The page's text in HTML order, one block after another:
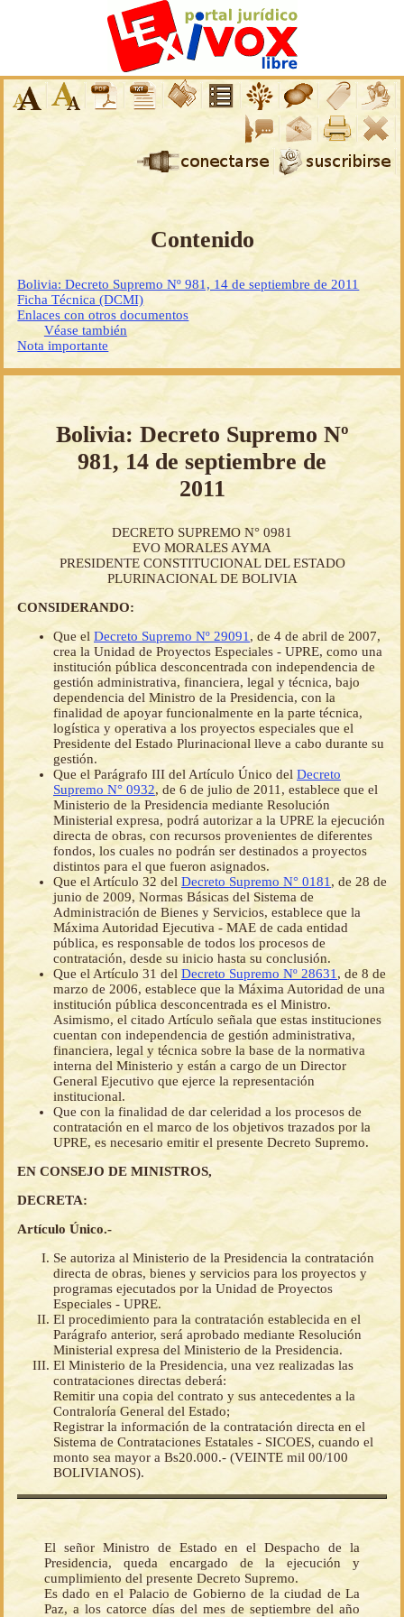
Contenido
Bolivia: Decreto Supremo Nº 981, 14 de septiembre de 2011
Ficha Técnica (DCMI)
Enlaces con otros documentos
Véase también
Nota importante
Bolivia: Decreto Supremo Nº
981, 14 de septiembre de
2011
DECRETO SUPREMO N° 0981
EVO MORALES AYMA
PRESIDENTE CONSTITUCIONAL DEL ESTADO
PLURINACIONAL DE BOLIVIA
CONSIDERANDO:
Que el Decreto Supremo Nº 29091 , de 4 de abril de 2007,
crea la Unidad de Proyectos Especiales - UPRE, como una
institución pública desconcentrada con independencia de
gestión administrativa, financiera, legal y técnica, bajo
dependencia del Ministro de la Presidencia, con la
finalidad de apoyar funcionalmente en la parte técnica,
logística y operativa a los proyectos especiales que el
Presidente del Estado Plurinacional lleve a cabo durante su
gestión.
Que el Parágrafo III del Artículo Único del Decreto
Supremo N° 0932, de 6 de julio de 2011, establece que el
Ministerio de la Presidencia mediante Resolución
Ministerial expresa, podrá autorizar a la UPRE la ejecución
directa de obras, con recursos provenientes de diferentes
fondos, los cuales no podrán ser destinados a proyectos
distintos para el que fueron asignados.
Que el Artículo 32 del Decreto Supremo N° 0181 , de 28 de
junio de 2009, Normas Básicas del Sistema de
Administración de Bienes y Servicios, establece que la
Máxima Autoridad Ejecutiva - MAE de cada entidad
pública, es responsable de todos los procesos de
contratación, desde su inicio hasta su conclusión.
Que el Artículo 31 del Decreto Supremo Nº 28631 , de 8 de
marzo de 2006, establece que la Máxima Autoridad de una
institución pública desconcentrada es el Ministro.
Asimismo, el citado Artículo señala que estas instituciones
cuentan con independencia de gestión administrativa,
financiera, legal y técnica sobre la base de la normativa
interna del Ministerio y están a cargo de un Director
General Ejecutivo que ejerce la representación
institucional.
Que con la finalidad de dar celeridad a los procesos de
contratación en el marco de los objetivos trazados por la
UPRE, es necesario emitir el presente Decreto Supremo.
EN CONSEJO DE MINISTROS,
DECRETA:
Artículo Único.-
Se autoriza al Ministerio de la Presidencia la contratación
directa de obras, bienes y servicios para los proyectos y
programas ejecutados por la Unidad de Proyectos
Especiales - UPRE.
El procedimiento para la contratación establecida en el
Parágrafo anterior, será aprobado mediante Resolución
Ministerial expresa del Ministerio de la Presidencia.
El Ministerio de la Presidencia, una vez realizadas las
contrataciones directas deberá:
Remitir una copia del contrato y sus antecedentes a la
Contraloría General del Estado;
Registrar la información de la contratación directa en el
Sistema de Contrataciones Estatales - SICOES, cuando el
monto sea mayor a Bs20.000.- (VEINTE mil 00/100
BOLIVIANOS).
El señor Ministro de Estado en el Despacho de la
Presidencia, queda encargado de la ejecución y
cumplimiento del presente Decreto Supremo.
Es dado en el Palacio de Gobierno de la ciudad de La
Paz, a los catorce días del mes de septiembre del año